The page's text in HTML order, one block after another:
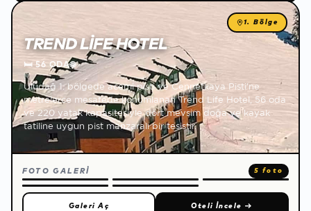
1. Bölge
TREND LIFE HOTEL
🛏56 ODA🌐
Uludağ 1. bölgede acemi pisti ve Cennetkaya Pisti'ne
metrelerce mesafede konumlanan Trend Life Hotel, 56 oda
ve 220 yatak kapasitesiyle dört mevsim doğa ve kayak
tatiline uygun pist manzaralı bir tesistir.
FOTO GALERİ 5 foto
Galeri Aç Oteli İncele →